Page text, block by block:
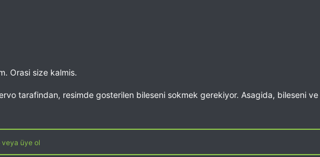
Orasi size kalmis.
tarafindan, resimde gosterilen bileseni sokmek gerekiyor. Asagida, bileseni
veya üye ol